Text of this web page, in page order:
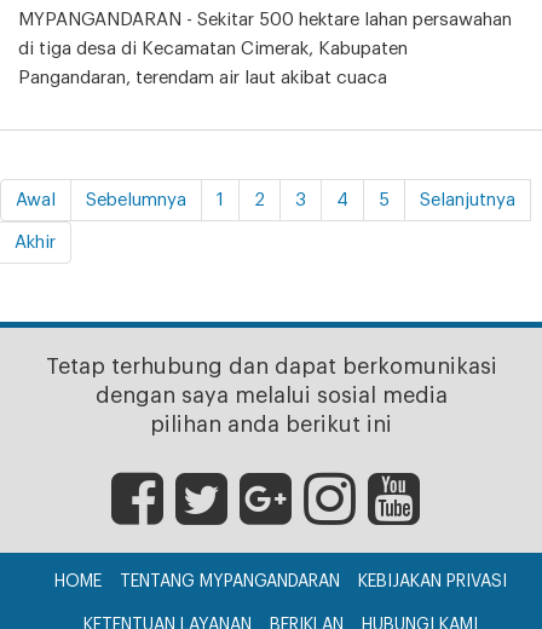
MYPANGANDARAN - Sekitar 500 hektare lahan persawahan
di tiga desa di Kecamatan Cimerak, Kabupaten
Pangandaran, terendam air laut akibat cuaca
Awal Sebelumnya 1 2 3 4 5 Selanjutnya
Akhir
Tetap terhubung dan dapat berkomunikasi
dengan saya melalui sosial media
pilihan anda berikut ini
HOME TENTANG MYPANGANDARAN KEBIJAKAN PRIVASI
KETENTUAN LAYANAN BERIKLAN HUBUNGI KAMI